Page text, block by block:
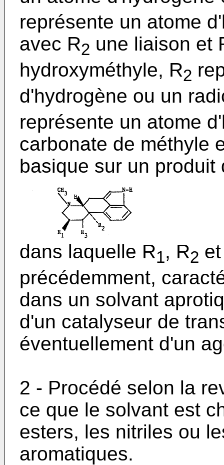
représente un atome
avec R2 une liaison et
hydroxyméthyle, R2
d'hydrogène ou un
représente un atome
carbonate de méthyle
basique sur un
dans laquelle R1, R2
précédemment,
dans un solvant
d'un catalyseur de
éventuellement d'un
2 - Procédé selon la
ce que le solvant est
esters, les nitriles ou
aromatiques.